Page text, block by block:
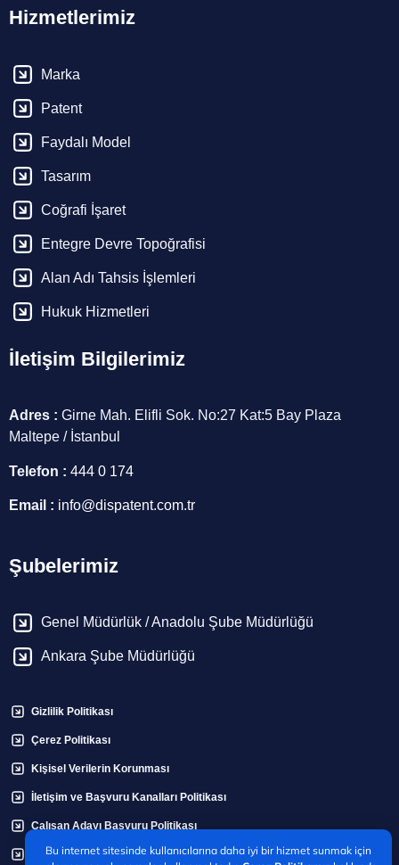
Hizmetlerimiz
Marka
Patent
Faydalı Model
Tasarım
Coğrafi İşaret
Entegre Devre Topoğrafisi
Alan Adı Tahsis İşlemleri
Hukuk Hizmetleri
İletişim Bilgilerimiz
Adres : Girne Mah. Elifli Sok. No:27 Kat:5 Bay Plaza
Maltepe / İstanbul
Telefon : 444 0 174
Email : info@dispatent.com.tr
Şubelerimiz
Genel Müdürlük / Anadolu Şube Müdürlüğü
Ankara Şube Müdürlüğü
Gizlilik Politikası
Çerez Politikası
Kişisel Verilerin Korunması
İletişim ve Başvuru Kanalları Politikası
Çalışan Adayı Başvuru Politikası
Bilgi Talep Formu
Bu internet sitesinde kullanıcılarına daha iyi bir hizmet sunmak için